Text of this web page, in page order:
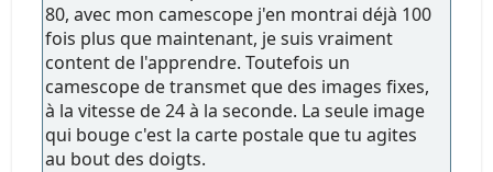
80, avec mon camescope j'en montrai déjà 100
fois plus que maintenant, je suis vraiment
content de l'apprendre. Toutefois un
camescope de transmet que des images fixes,
à la vitesse de 24 à la seconde. La seule image
qui bouge c'est la carte postale que tu agites
au bout des doigts.